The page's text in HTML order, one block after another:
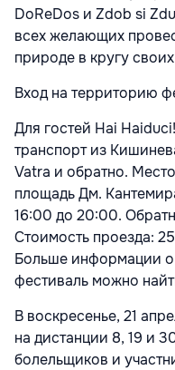
DoReDos и Zdob si
всех желающих
природе в кругу
Вход на территорию
Для гостей Hai
транспорт из
Vatra и обратно.
площадь Дм.
16:00 до 20:00.
Стоимость проезда:
Больше информации о
фестиваль можно
В воскресенье, 21
на дистанции 8, 19 и
болельщиков и